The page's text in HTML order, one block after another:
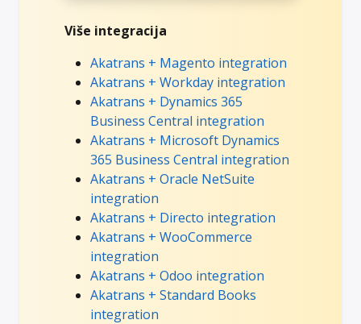
Više integracija
Akatrans + Magento integration
Akatrans + Workday integration
Akatrans + Dynamics 365
Business Central integration
Akatrans + Microsoft Dynamics
365 Business Central integration
Akatrans + Oracle NetSuite
integration
Akatrans + Directo integration
Akatrans + WooCommerce
integration
Akatrans + Odoo integration
Akatrans + Standard Books
integration